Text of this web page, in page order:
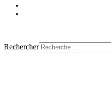
Rechercher